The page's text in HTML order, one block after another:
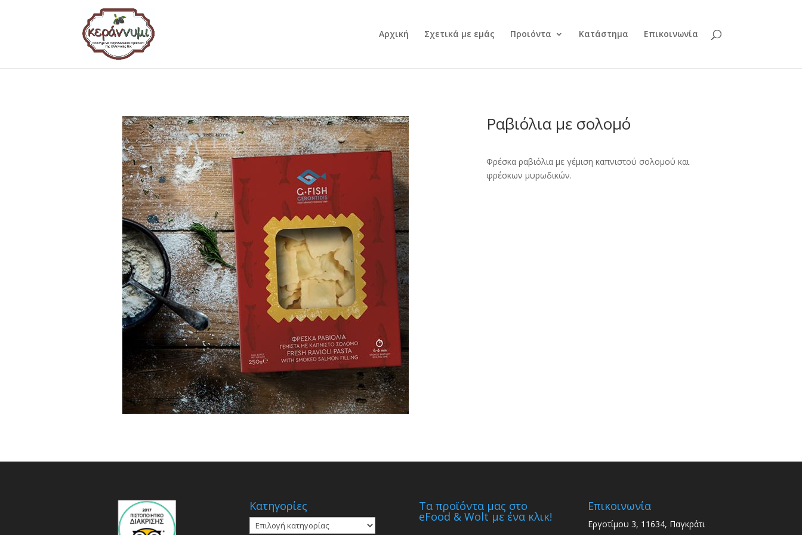
Αρχική Σχετικά με εμάς Προιόντα Κατάστημα Επικοινωνία
Ραβιόλια με σολομό
Φρέσκα ραβιόλια με γέμιση καπνιστού σολομού και
φρέσκων μυρωδικών.
Κατηγορίες
Κατηγορίες
Τα προϊόντα μας στο
eFood & Wolt με ένα κλικ!
Επικοινωνία
Εργοτίμου 3, 11634, Παγκράτι